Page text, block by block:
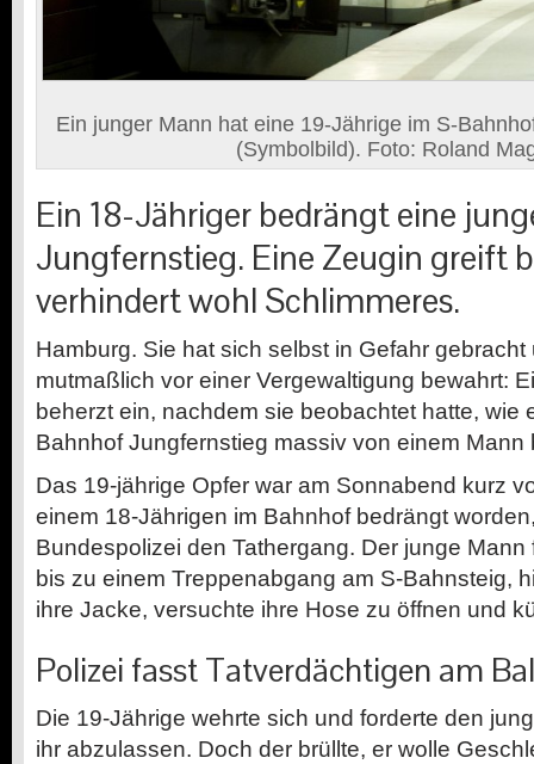
Ein junger Mann hat eine 19-Jährige im S-
(Symbolbild). Foto: Roland
Ein 18-Jähriger bedrängt eine
Jungfernstieg. Eine Zeugin greift
verhindert wohl Schlimmeres.
Hamburg. Sie hat sich selbst in Gefahr
mutmaßlich vor einer Vergewaltigung bewahrt:
beherzt ein, nachdem sie beobachtet hatte, wie
Bahnhof Jungfernstieg massiv von einem Mann
Das 19-jährige Opfer war am Sonnabend kurz
einem 18-Jährigen im Bahnhof bedrängt
Bundespolizei den Tathergang. Der junge
bis zu einem Treppenabgang am S-Bahnsteig,
ihre Jacke, versuchte ihre Hose zu öffnen und
Polizei fasst Tatverdächtigen am
Die 19-Jährige wehrte sich und forderte den
ihr abzulassen. Doch der brüllte, er wolle